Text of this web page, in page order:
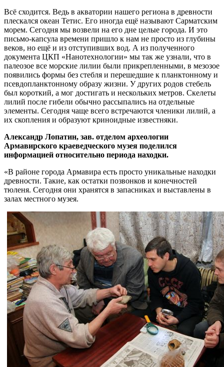
Всё сходится. Ведь в акватории нашего региона в древности
плескался океан Тетис. Его иногда ещё называют Сарматским
морем. Сегодня мы возвели на его дне целые города. И это
письмо-капсула времени пришло к нам не просто из глубины
веков, но ещё и из отступивших вод. А из полученного
документа ЦКП «Нанотехнологии» мы так же узнали, что в
палеозое все морские лилии были прикрепленными, в мезозое
появились формы без стебля и перешедшие к планктонному и
псевдопланктонному образу жизни. У других родов стебель
был короткий, а мог достигать и нескольких метров. Скелеты
лилий после гибели обычно рассыпались на отдельные
элементы. Сегодня чаще всего встречаются членики лилий, а
их скопления и образуют криноидные известняки.
Александр Лопатин, зав. отделом археологии
Армавирского краеведческого музея поделился
информацией относительно периода находки.
«В районе города Армавира есть просто уникальные находки
древности. Такие, как остатки позвонков и конечностей
тюленя. Сегодня они хранятся в запасниках и выставлены в
залах местного музея.